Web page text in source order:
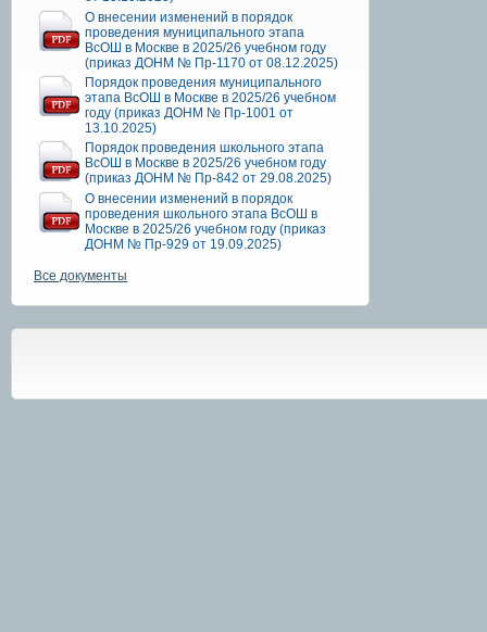
О внесении изменений в порядок
проведения муниципального этапа
ВсОШ в Москве в 2025/26 учебном году
(приказ ДОНМ № Пр-1170 от 08.12.2025)
Порядок проведения муниципального
этапа ВсОШ в Москве в 2025/26 учебном
году (приказ ДОНМ № Пр-1001 от
13.10.2025)
Порядок проведения школьного этапа
ВсОШ в Москве в 2025/26 учебном году
(приказ ДОНМ № Пр-842 от 29.08.2025)
О внесении изменений в порядок
проведения школьного этапа ВсОШ в
Москве в 2025/26 учебном году (приказ
ДОНМ № Пр-929 от 19.09.2025)
Все документы